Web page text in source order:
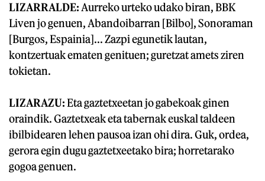
LIZARRALDE: Aurreko urteko udako biran, BBK
Liven jo genuen, Abandoibarran [Bilbo], Sonoraman
[Burgos, Espainia]... Zazpi egunetik lautan,
kontzertuak ematen genituen; guretzat amets ziren
tokietan.
LIZARAZU:Eta gaztetxeetan jo gabekoak ginen
oraindik. Gaztetxeak eta tabernak euskal taldeen
ibilbidearen lehen pausoa izan ohi dira. Guk, ordea,
gerora egin dugu gaztetxeetako bira; horretarako
gogoa genuen.